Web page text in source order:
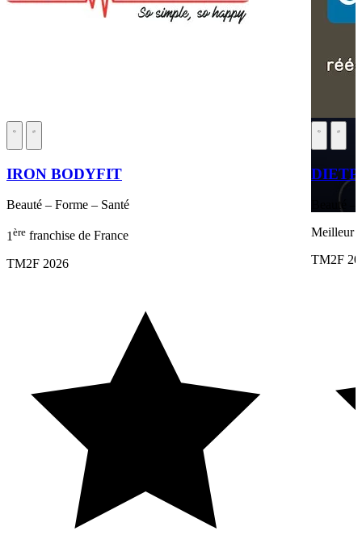
IRON BODYFIT
Beauté – Forme – Santé
1 ère franchise de France
TM2F 2026
Beauté
Meilleur
TM2F